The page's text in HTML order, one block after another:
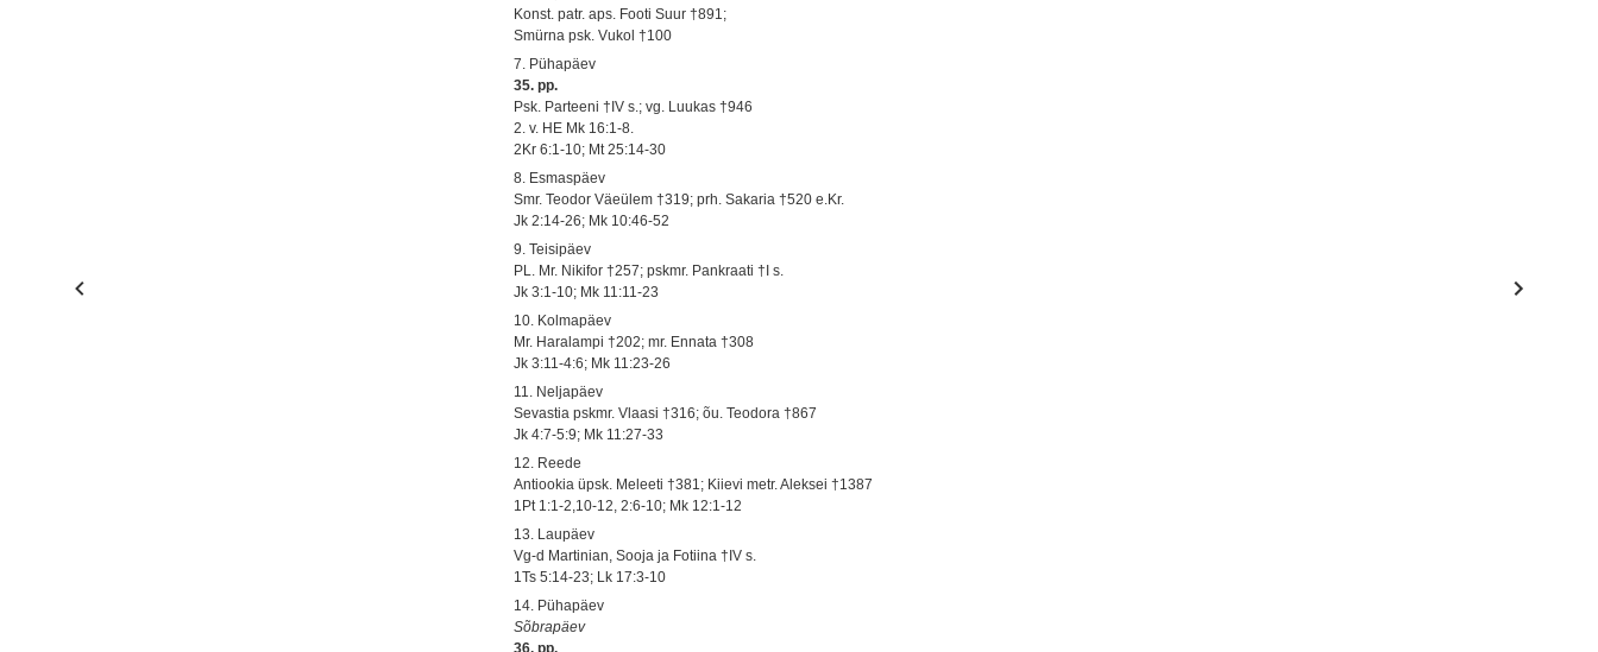
Konst. patr. aps. Footi Suur †891;
Smürna psk. Vukol †100
7. Pühapäev
35. pp.
Psk. Parteeni †IV s.; vg. Luukas †946
2. v. HE Mk 16:1-8.
2Kr 6:1-10; Mt 25:14-30
8. Esmaspäev
Smr. Teodor Väeülem †319; prh. Sakaria †520 e.Kr.
Jk 2:14-26; Mk 10:46-52
9. Teisipäev
PL. Mr. Nikifor †257; pskmr. Pankraati †I s.
Jk 3:1-10; Mk 11:11-23
10. Kolmapäev
Mr. Haralampi †202; mr. Ennata †308
Jk 3:11-4:6; Mk 11:23-26
11. Neljapäev
Sevastia pskmr. Vlaasi †316; õu. Teodora †867
Jk 4:7-5:9; Mk 11:27-33
12. Reede
Antiookia üpsk. Meleeti †381; Kiievi metr. Aleksei †1387
1Pt 1:1-2,10-12, 2:6-10; Mk 12:1-12
13. Laupäev
Vg-d Martinian, Sooja ja Fotiina †IV s.
1Ts 5:14-23; Lk 17:3-10
14. Pühapäev
Sõbrapäev
36. pp.